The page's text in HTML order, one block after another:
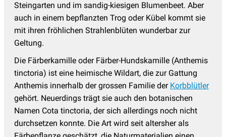
Kugeldistel, Echinops(4)
Küchenschelle
Lerchensporn(3)
Lichtnelke - Lychnis (5)
Lilientraube(3)
Lungenkraut(8)
Malven
Steingarten und im sandig-kiesigen Blumenbeet. Aber
auch in einem bepflanzten Trog oder Kübel kommt sie
mit ihren fröhlichen Strahlenblüten wunderbar zur
Geltung.
Die Färberkamille oder Färber-Hundskamille (Anthemis
tinctoria) ist eine heimische Wildart, die zur Gattung
Anthemis innerhalb der grossen Familie der Korbblütler
gehört. Neuerdings trägt sie auch den botanischen
Namen Cota tinctoria, der sich allerdings noch nicht
durchsetzen konnte. Die Art wird seit altersher als